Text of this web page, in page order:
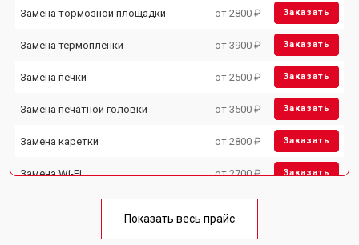
Замена тормозной площадки от 2800 ₽ Заказать
Замена термопленки от 3900 ₽ Заказать
Замена печки от 2500 ₽ Заказать
Замена печатной головки от 3500 ₽ Заказать
Замена каретки от 2800 ₽ Заказать
Замена Wi-Fi от 2700 ₽ Заказать
от 3500 ₽
Показать весь прайс